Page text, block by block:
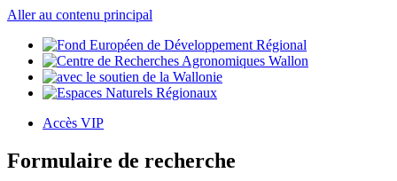
Aller au contenu principal
Accès VIP
Formulaire de recherche